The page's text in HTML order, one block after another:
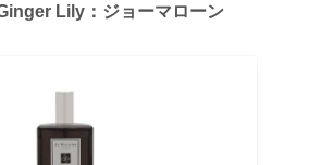
Lily：ジョーマローン